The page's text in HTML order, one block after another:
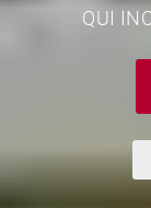
QUI